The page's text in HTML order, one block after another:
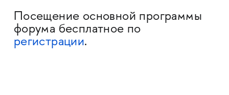
Посещение основной программы
форума бесплатное по
регистрации.